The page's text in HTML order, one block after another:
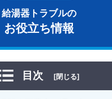
給湯器トラブルの
お役立ち情報
目次 [閉じる]